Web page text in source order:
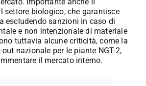
Importante anche il
settore biologico, che garantisce
escludendo sanzioni in caso di
e non intenzionale di materiale
tuttavia alcune criticità, come la
nazionale per le piante NGT-2,
il mercato interno.